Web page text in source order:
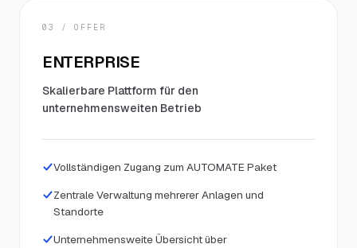
03 / OFFER
ENTERPRISE
Skalierbare Plattform für den
unternehmensweiten Betrieb
Vollständigen Zugang zum AUTOMATE Paket
Zentrale Verwaltung mehrerer Anlagen und
Standorte
Unternehmensweite Übersicht über